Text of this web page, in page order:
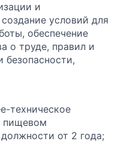
и
условий для
обеспечение
о труде, правил и
безопасности,
техническое
пищевом
от 2 года;